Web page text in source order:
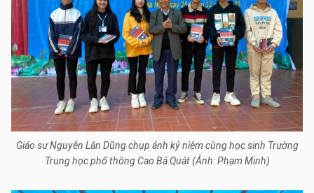
Giáo sư Nguyễn Lân Dũng chụp ảnh kỷ niệm cùng học sinh Trường
Trung học phổ thông Cao Bá Quát (Ảnh: Phạm Minh)